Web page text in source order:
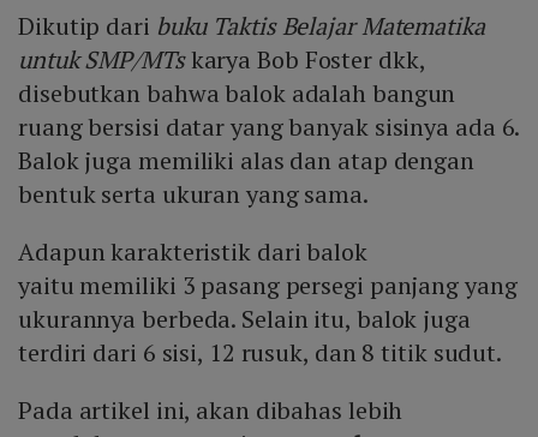
Mute
Dikutip dari buku Taktis Belajar Matematika
untuk SMP/MTskarya Bob Foster dkk,
disebutkan bahwa balok adalah bangun
ruang bersisi datar yang banyak sisinya ada 6.
Balok juga memiliki alas dan atap dengan
bentuk serta ukuran yang sama.
Adapun karakteristik dari balok
yaitu memiliki 3 pasang persegi panjang yang
ukurannya berbeda. Selain itu, balok juga
terdiri dari 6 sisi, 12 rusuk, dan 8 titik sudut.
Pada artikel ini, akan dibahas lebih